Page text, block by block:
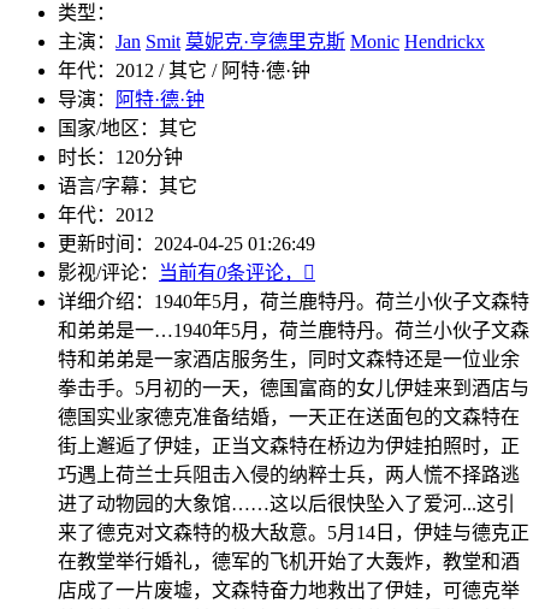
类型：
主演： Jan Smit 莫妮克·亨德里克斯 Monic Hendrickx
年代： 2012 / 其它 / 阿特·德·钟
导演：
阿特·德·钟
国家/地区： 其它
时长： 120分钟
语言/字幕： 其它
年代： 2012
更新时间： 2024-04-25 01:26:49
影视/评论：
当前有0条评论，

详细介绍： 1940年5月，荷兰鹿特丹。荷兰小伙子文森特
和弟弟是一…1940年5月，荷兰鹿特丹。荷兰小伙子文森
特和弟弟是一家酒店服务生，同时文森特还是一位业余
拳击手。5月初的一天，德国富商的女儿伊娃来到酒店与
德国实业家德克准备结婚，一天正在送面包的文森特在
街上邂逅了伊娃，正当文森特在桥边为伊娃拍照时，正
巧遇上荷兰士兵阻击入侵的纳粹士兵，两人慌不择路逃
进了动物园的大象馆……这以后很快坠入了爱河...这引
来了德克对文森特的极大敌意。5月14日，伊娃与德克正
在教堂举行婚礼，德军的飞机开始了大轰炸，教堂和酒
店成了一片废墟，文森特奋力地救出了伊娃，可德克举